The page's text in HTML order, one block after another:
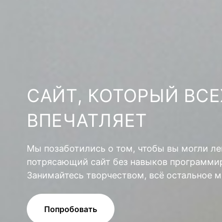
САЙТ, КОТОРЫЙ
ВПЕЧАТЛЯЕТ
Мы позаботились о том, чтобы вы могли
потрясающий сайт без навыков
Занимайтесь творчеством, всё остальное
Попробовать